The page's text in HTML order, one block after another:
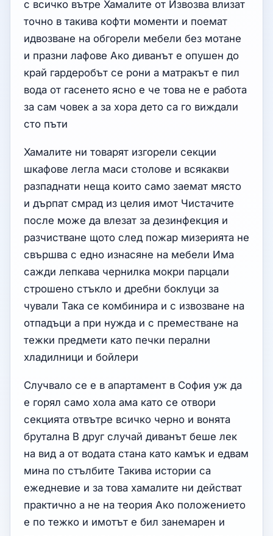
с всичко вътре Хамалите от Извозва влизат
точно в такива кофти моменти и поемат
идвозване на обгорели мебели без мотане
и празни лафове Ако диванът е опушен до
край гардеробът се рони а матракът е пил
вода от гасенето ясно е че това не е работа
за сам човек а за хора дето са го виждали
сто пъти
Хамалите ни товарят изгорели секции
шкафове легла маси столове и всякакви
разпаднати неща които само заемат място
и дърпат смрад из целия имот Чистачите
после може да влезат за дезинфекция и
разчистване щото след пожар мизерията не
свършва с едно изнасяне на мебели Има
сажди лепкава чернилка мокри парцали
строшено стъкло и дребни боклуци за
чували Така се комбинира и с извозване на
отпадъци а при нужда и с преместване на
тежки предмети като печки перални
хладилници и бойлери
Случвало се е в апартамент в София уж да
е горял само хола ама като се отвори
секцията отвътре всичко черно и вонята
брутална В друг случай диванът беше лек
на вид а от водата стана като камък и едвам
мина по стълбите Такива истории са
ежедневие и за това хамалите ни действат
практично а не на теория Ако положението
е по тежко и имотът е бил занемарен и